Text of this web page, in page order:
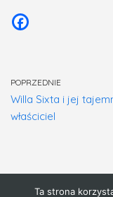
POPRZEDNIE
Willa Sixta i jej
właściciel
Ta strona